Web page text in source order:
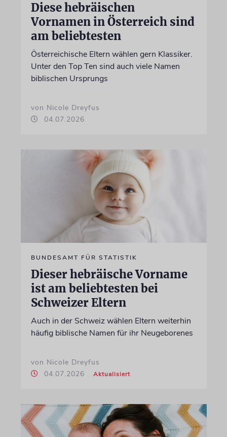
Diese hebräischen
Vornamen in Österreich sind
am beliebtesten
Österreichische Eltern wählen gern Klassiker.
Unter den Top Ten sind auch viele Namen
biblischen Ursprungs
von Nicole Dreyfus
04.07.2026
BUNDESAMT FÜR STATISTIK
Dieser hebräische Vorname
ist am beliebtesten bei
Schweizer Eltern
Auch in der Schweiz wählen Eltern weiterhin
häufig biblische Namen für ihr Neugeborenes
von Nicole Dreyfus
04.07.2026
Aktualisiert